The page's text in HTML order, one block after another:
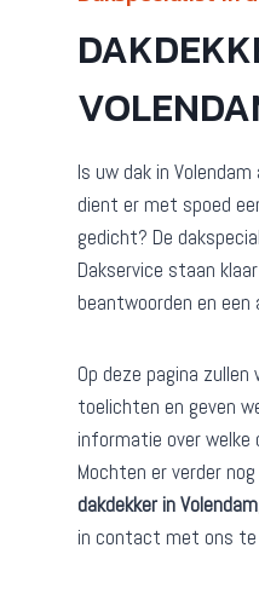
Is uw dak in
dient er met spoed
gedicht? De
Dakservice staan
beantwoorden en
Op deze pagina zullen
toelichten en geven
informatie over welke
Mochten er verder
dakdekker in
in contact met ons te